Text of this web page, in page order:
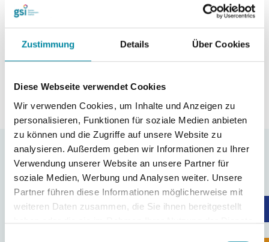
Zustimmung Details Über Cookies
Diese Webseite verwendet Cookies
Wir verwenden Cookies, um Inhalte und Anzeigen zu
personalisieren, Funktionen für soziale Medien anbieten
zu können und die Zugriffe auf unsere Website zu
analysieren. Außerdem geben wir Informationen zu Ihrer
Verwendung unserer Website an unsere Partner für
soziale Medien, Werbung und Analysen weiter. Unsere
Partner führen diese Informationen möglicherweise mit
weiteren Daten zusammen, die Sie ihnen bereitgestellt
haben oder die sie im Rahmen Ihrer Nutzung der Dienste
Öffentlichkeitsarbeit
Bitte richten Sie alle Presseanfragen zunächst an die die
Stabstelle Öffentlichkeitsarbeit über unsere E-Mail-Adresse